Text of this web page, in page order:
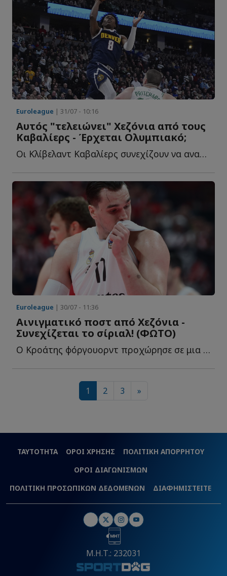
Euroleague | 31/07 - 10:16
Αυτός "τελειώνει" Χεζόνια από τους
Καβαλίερς - Έρχεται Ολυμπιακό;
Οι Κλίβελαντ Καβαλίερς συνεχίζουν να αναζητούν λύσεις γ...
Euroleague | 30/07 - 11:36
Αινιγματικό ποστ από Χεζόνια -
Συνεχίζεται το σίριαλ! (ΦΩΤΟ)
Ο Κροάτης φόργουορντ προχώρησε σε μια ανάρτηση που έ...
1 2 3 »
ΤΑΥΤΟΤΗΤΑ ΟΡΟΙ ΧΡΗΣΗΣ
ΠΟΛΙΤΙΚΗ ΑΠΟΡΡΗΤΟΥ
ΟΡΟΙ ΔΙΑΓΩΝΙΣΜΩΝ
ΠΟΛΙΤΙΚΗ ΠΡΟΣΩΠΙΚΩΝ ΔΕΔΟΜΕΝΩΝ
ΔΙΑΦΗΜΙΣΤΕΙΤΕ
Μ.Η.Τ.: 232031